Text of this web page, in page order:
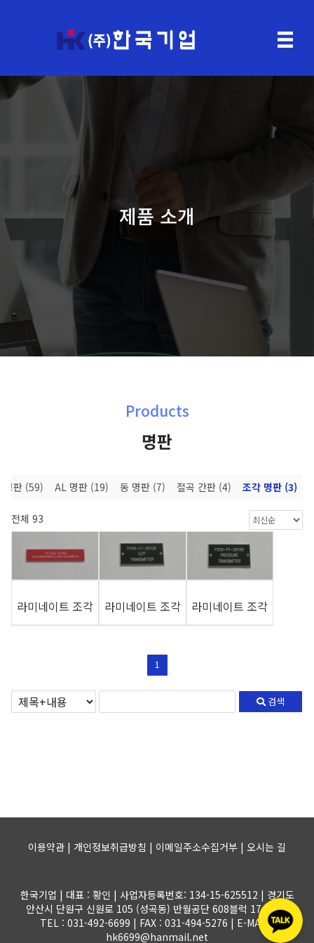
제품 소개
Products
명판
명판 (59) AL 명판 (19) 동 명판 (7) 절곡 간판 (4) 조각 명판 (3)
전체 93
라미네이트 조각 라미네이트 조각 라미네이트 조각
1
검색
이용약관 | 개인정보취급방침 | 이메일주소수집거부 | 오시는 길
한국기업 | 대표 : 황인 | 사업자등록번호: 134-15-625512 | 경기도
안산시 단원구 신원로 105 (성곡동) 반월공단 608블럭 17-1롯트
TEL : 031-492-6699 | FAX : 031-494-5276 | E-MAIL :
hk6699@hanmail.net